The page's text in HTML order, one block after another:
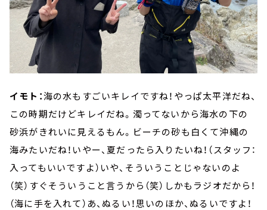
イモト：海の水もすごいキレイですね！やっぱ太平洋だね、
この時期だけどキレイだね。濁ってないから海水の下の
砂浜がきれいに見えるもん。ビーチの砂も白くて沖縄の
海みたいだね！いやー、夏だったら入りたいね！（スタッフ：
入ってもいいですよ）いや、そういうことじゃないのよ
（笑）すぐそういうこと言うから（笑）しかもラジオだから！
（海に手を入れて）あ、ぬるい！思いのほか、ぬるいですよ！